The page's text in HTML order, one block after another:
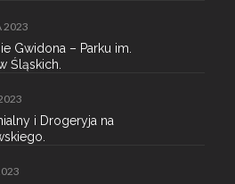
2023
Gwidona – Parku im.
Śląskich.
i Drogeryja na